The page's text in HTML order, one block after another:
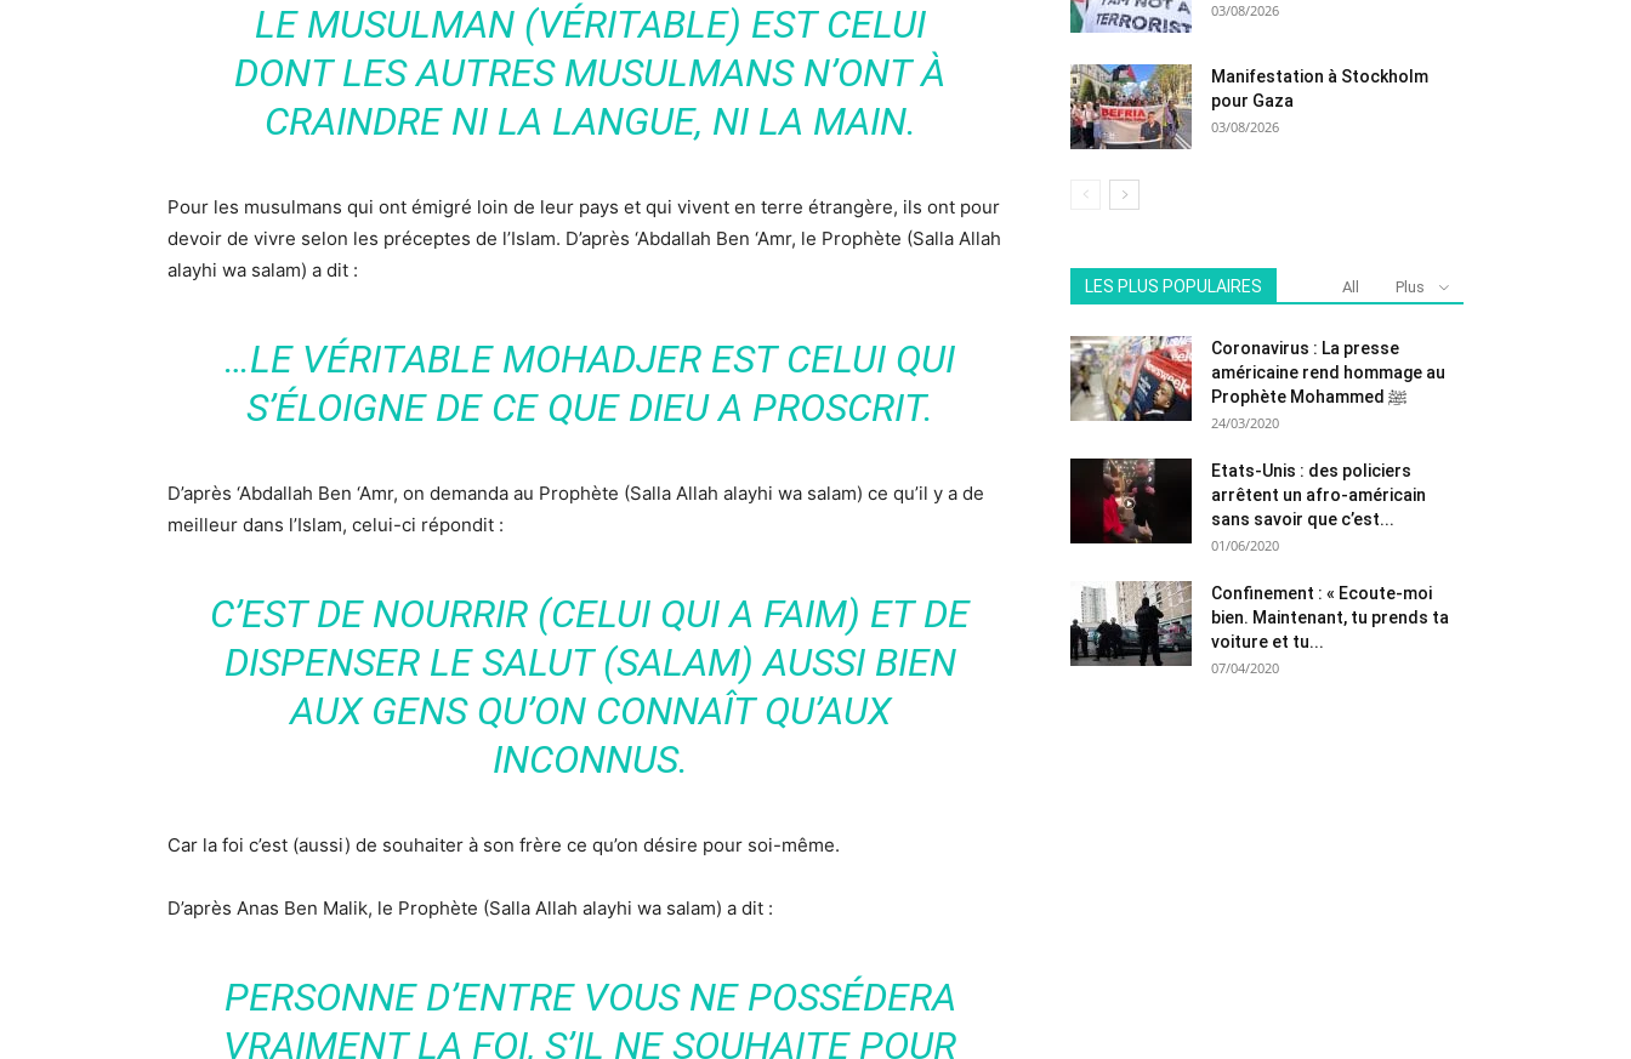
LE MUSULMAN (VÉRITABLE) EST CELUI
DONT LES AUTRES MUSULMANS N’ONT À
CRAINDRE NI LA LANGUE, NI LA MAIN.
Pour les musulmans qui ont émigré loin de leur pays et qui vivent en terre étrangère, ils ont pour
devoir de vivre selon les préceptes de l’Islam. D’après ‘Abdallah Ben ‘Amr, le Prophète (Salla Allah
alayhi wa salam) a dit :
…LE VÉRITABLE MOHADJER EST CELUI QUI
S’ÉLOIGNE DE CE QUE DIEU A PROSCRIT.
D’après ‘Abdallah Ben ‘Amr, on demanda au Prophète (Salla Allah alayhi wa salam) ce qu’il y a de
meilleur dans l’Islam, celui-ci répondit :
C’EST DE NOURRIR (CELUI QUI A FAIM) ET DE
DISPENSER LE SALUT (SALAM) AUSSI BIEN
AUX GENS QU’ON CONNAÎT QU’AUX
INCONNUS.
Car la foi c’est (aussi) de souhaiter à son frère ce qu’on désire pour soi-même.
D’après Anas Ben Malik, le Prophète (Salla Allah alayhi wa salam) a dit :
PERSONNE D’ENTRE VOUS NE POSSÉDERA
VRAIMENT LA FOI, S’IL NE SOUHAITE POUR
03/08/2026
Manifestation à Stockholm
pour Gaza
03/08/2026
LES PLUS POPULAIRES All Plus
Coronavirus : La presse
américaine rend hommage au
Prophète Mohammed ﷺ
24/03/2020
Etats-Unis : des policiers
arrêtent un afro-américain
sans savoir que c’est...
01/06/2020
Confinement : « Ecoute-moi
bien. Maintenant, tu prends ta
voiture et tu...
07/04/2020